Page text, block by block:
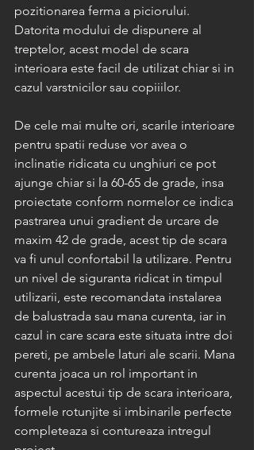
pozitionarea ferma a piciorului.
Datorita modului de dispunere al
treptelor, acest model de scara
interioara este facil de utilizat chiar si in
cazul varstnicilor sau copiiilor.
De cele mai multe ori, scarile interioare
pentru spatii reduse vor avea o
inclinatie ridicata cu unghiuri ce pot
ajunge chiar si la 60-65 de grade, insa
proiectate conform normelor ce indica
pastrarea unui gradient de urcare de
maxim 42 de grade, acest tip de scara
va fi unul confortabil la utilizare. Pentru
un nivel de siguranta ridicat in timpul
utilizarii, este recomandata instalarea
de balustrada sau mana curenta, iar in
cazul in care scara este situata intre doi
pereti, pe ambele laturi ale scarii. Mana
curenta joaca un rol important in
aspectul acestui tip de scara interioara,
formele rotunjite si imbinarile perfecte
completeaza si contureaza intregul